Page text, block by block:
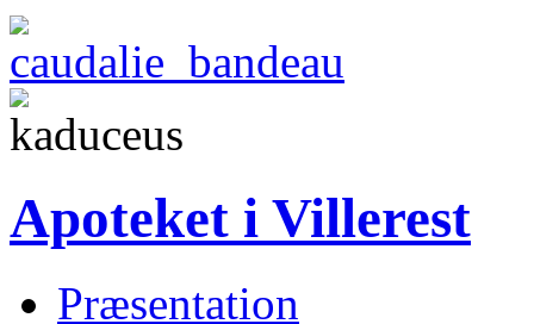
Apoteket i Villerest
Præsentation